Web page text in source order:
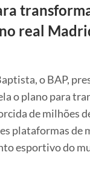
real
o BAP,
o plano para
de milhões
plataformas de
esportivo do